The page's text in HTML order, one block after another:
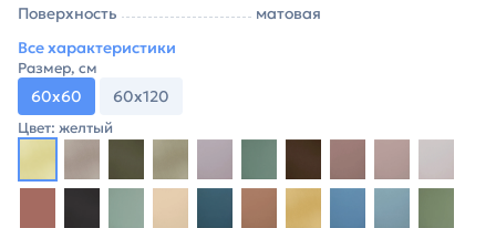
Поверхность
матовая
Все характеристики
Размер, см
60х60 60х120
Цвет: желтый